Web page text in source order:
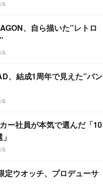
集
、自ら描いた”レトロ
集
、結成1周年で見えた”バン
集
ー社員が本気で選んだ「10
集
定ウオッチ、プロデューサ